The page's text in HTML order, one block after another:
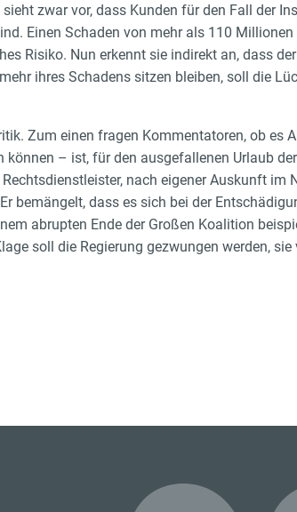
zwar vor, dass Kunden für den Fall der
Einen Schaden von mehr als 110
Risiko. Nun erkennt sie indirekt an, dass
ihres Schadens sitzen bleiben, soll die
Zum einen fragen Kommentatoren, ob es
können – ist, für den ausgefallenen Urlaub
nach eigener Auskunft im
bemängelt, dass es sich bei der
abrupten Ende der Großen Koalition
soll die Regierung gezwungen werden, sie